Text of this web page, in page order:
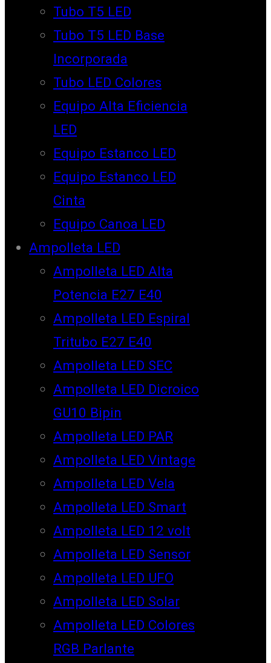
Tubo T5 LED
Tubo T5 LED Base
Incorporada
Tubo LED Colores
Equipo Alta Eficiencia
LED
Equipo Estanco LED
Equipo Estanco LED
Cinta
Equipo Canoa LED
Ampolleta LED
Ampolleta LED Alta
Potencia E27 E40
Ampolleta LED Espiral
Tritubo E27 E40
Ampolleta LED SEC
Ampolleta LED Dicroico
GU10 Bipin
Ampolleta LED PAR
Ampolleta LED Vintage
Ampolleta LED Vela
Ampolleta LED Smart
Ampolleta LED 12 volt
Ampolleta LED Sensor
Ampolleta LED UFO
Ampolleta LED Solar
Ampolleta LED Colores
RGB Parlante